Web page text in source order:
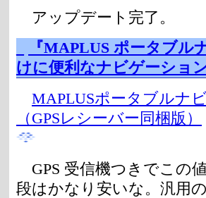
アップデート完了。
『MAPLUS ポータブル
けに便利なナビゲーショ
MAPLUSポータブルナビ
（GPSレシーバー同梱版）
GPS 受信機つきでこの値
段はかなり安いな。汎用の